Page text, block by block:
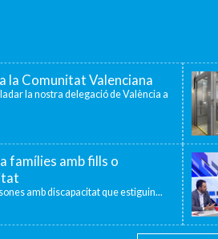
la Comunitat Valenciana
la nostra delegació de València a
famílies amb fills o
amb discapacitat que estiguin...